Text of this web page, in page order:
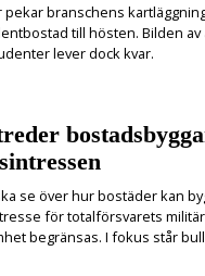
branschens
till hösten. Bilden av
lever dock kvar.
se över hur bostäder kan
för totalförsvarets
begränsas. I fokus står